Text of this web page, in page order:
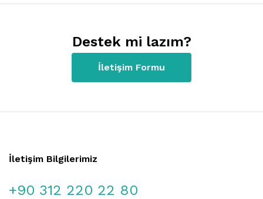
Destek mi lazım?
İletişim Formu
İletişim Bilgilerimiz
+90 312 220 22 80